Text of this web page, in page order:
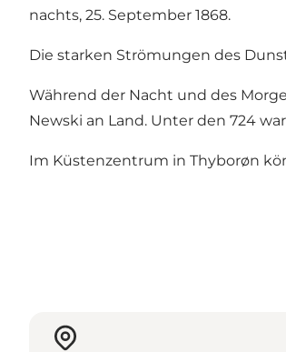
nachts, 25. September 1868.
Die starken Strömungen des
Während der Nacht und des
Newski an Land. Unter den 724
Im Küstenzentrum in Thyborøn